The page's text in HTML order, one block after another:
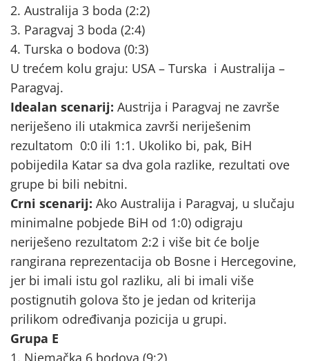
2. Australija 3 boda (2:2)
3. Paragvaj 3 boda (2:4)
4. Turska o bodova (0:3)
U trećem kolu graju: USA – Turska i Australija –
Paragvaj.
Idealan scenarij: Austrija i Paragvaj ne završe
neriješeno ili utakmica završi neriješenim
rezultatom 0:0 ili 1:1. Ukoliko bi, pak, BiH
pobijedila Katar sa dva gola razlike, rezultati ove
grupe bi bili nebitni.
Crni scenarij: Ako Australija i Paragvaj, u slučaju
minimalne pobjede BiH od 1:0) odigraju
neriješeno rezultatom 2:2 i više bit će bolje
rangirana reprezentacija ob Bosne i Hercegovine,
jer bi imali istu gol razliku, ali bi imali više
postignutih golova što je jedan od kriterija
prilikom određivanja pozicija u grupi.
Grupa E
1. Njemačka 6 bodova (9:2)